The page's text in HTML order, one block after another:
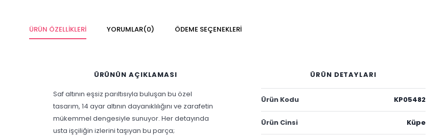
ÜRÜN ÖZELLIKLERI YORUMLAR(0) ÖDEME SEÇENEKLERI
ÜRÜNÜN AÇIKLAMASI
Saf altının eşsiz parıltısıyla buluşan bu özel
tasarım, 14 ayar altının dayanıklılığını ve zarafetin
mükemmel dengesiyle sunuyor. Her detayında
usta işçiliğin izlerini taşıyan bu parça;
ÜRÜN DETAYLARI
Ürün Kodu KP05482
Ürün Cinsi Küpe